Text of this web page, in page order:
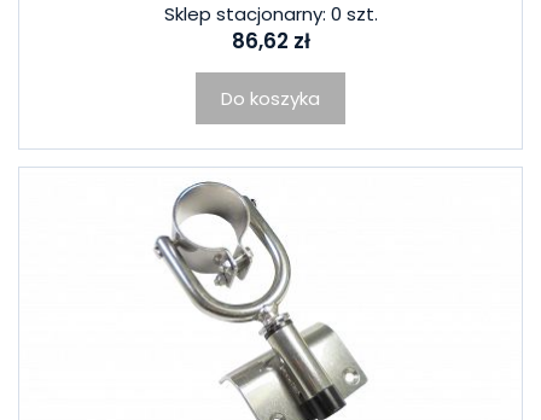
Sklep stacjonarny: 0 szt.
86,62 zł
Do koszyka